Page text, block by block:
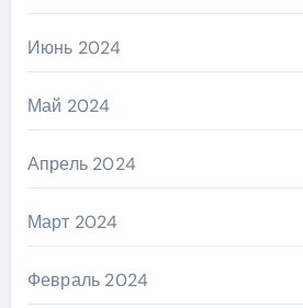
Июнь 2024
Май 2024
Апрель 2024
Март 2024
Февраль 2024